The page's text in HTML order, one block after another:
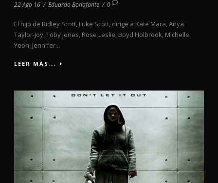
22 Ago 16 / Eduardo Bonafonte / 0
El hijo de Ridley Scott, Luke Scott, dirige a Kate Mara, Anya
Taylor-Joy, Toby Jones, Rose Leslie, Boyd Holbrook, Michelle
Yeoh, Jennifer...
LEER MÁS...